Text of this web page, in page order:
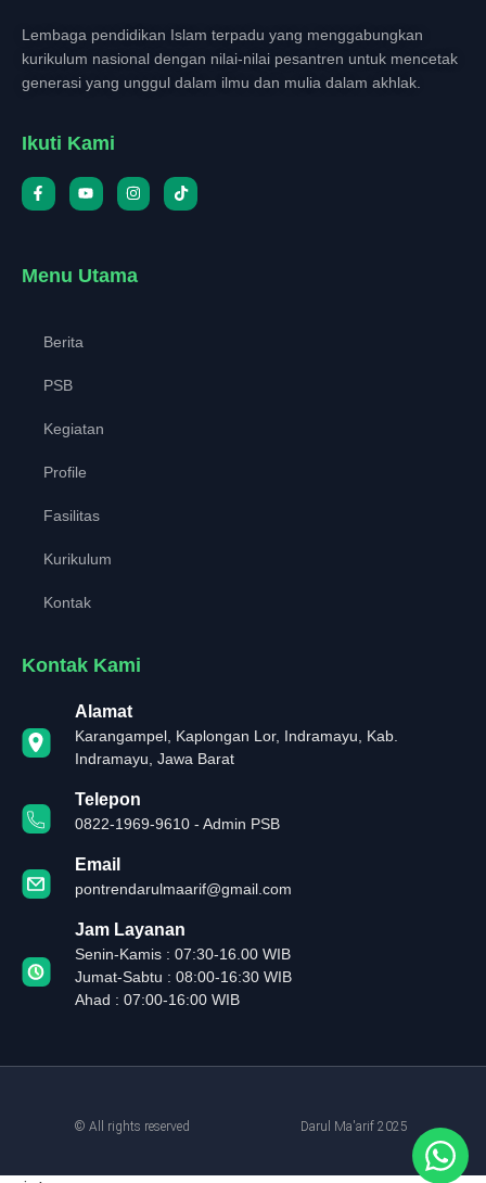
Lembaga pendidikan Islam terpadu yang menggabungkan
kurikulum nasional dengan nilai-nilai pesantren untuk mencetak
generasi yang unggul dalam ilmu dan mulia dalam akhlak.
Ikuti Kami
Menu Utama
Berita
PSB
Kegiatan
Profile
Fasilitas
Kurikulum
Kontak
Kontak Kami
Alamat
Karangampel, Kaplongan Lor, Indramayu, Kab.
Indramayu, Jawa Barat
Telepon
0822-1969-9610 - Admin PSB
Email
pontrendarulmaarif@gmail.com
Jam Layanan
Senin-Kamis : 07:30-16.00 WIB
Jumat-Sabtu : 08:00-16:30 WIB
Ahad : 07:00-16:00 WIB
© All rights reserved Darul Ma'arif 2025